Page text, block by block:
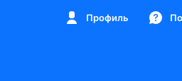
Профиль